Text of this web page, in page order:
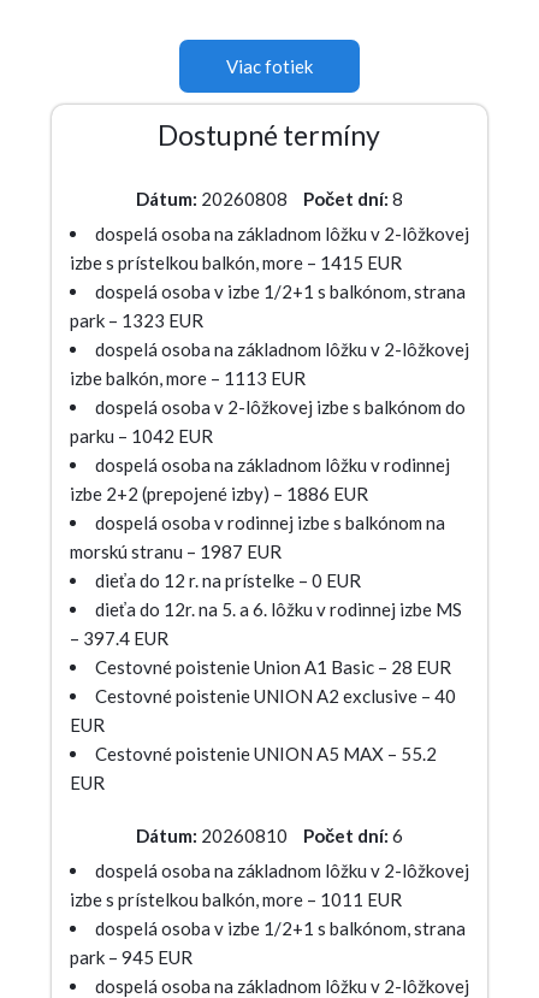
Viac fotiek
Dostupné termíny
Dátum: 20260808 Počet dní: 8
dospelá osoba na základnom lôžku v 2-lôžkovej
izbe s prístelkou balkón, more – 1415 EUR
dospelá osoba v izbe 1/2+1 s balkónom, strana
park – 1323 EUR
dospelá osoba na základnom lôžku v 2-lôžkovej
izbe balkón, more – 1113 EUR
dospelá osoba v 2-lôžkovej izbe s balkónom do
parku – 1042 EUR
dospelá osoba na základnom lôžku v rodinnej
izbe 2+2 (prepojené izby) – 1886 EUR
dospelá osoba v rodinnej izbe s balkónom na
morskú stranu – 1987 EUR
dieťa do 12 r. na prístelke – 0 EUR
dieťa do 12r. na 5. a 6. lôžku v rodinnej izbe MS
– 397.4 EUR
Cestovné poistenie Union A1 Basic – 28 EUR
Cestovné poistenie UNION A2 exclusive – 40
EUR
Cestovné poistenie UNION A5 MAX – 55.2
EUR
Dátum: 20260810 Počet dní: 6
dospelá osoba na základnom lôžku v 2-lôžkovej
izbe s prístelkou balkón, more – 1011 EUR
dospelá osoba v izbe 1/2+1 s balkónom, strana
park – 945 EUR
dospelá osoba na základnom lôžku v 2-lôžkovej